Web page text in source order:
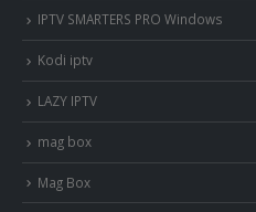
IPTV SMARTERS PRO Windows
Kodi iptv
LAZY IPTV
mag box
Mag Box